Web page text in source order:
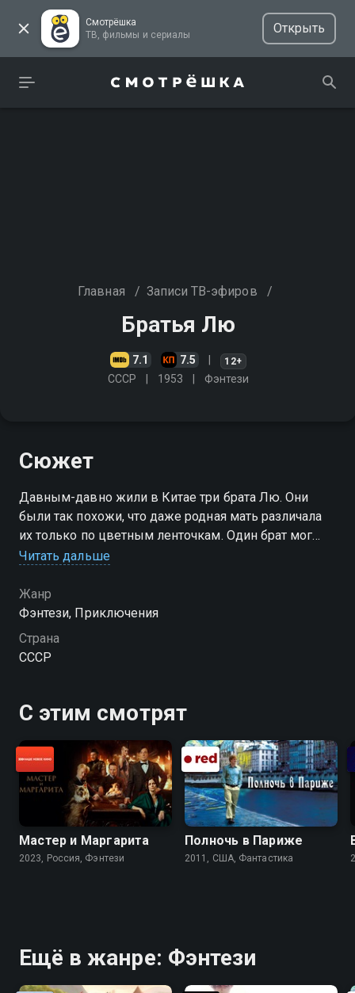
Смотрёшка
ТВ, фильмы и сериалы
Открыть
Главная / Записи ТВ-эфиров /
Братья Лю
7.1 7.5 12+
СССР 1953 Фэнтези
Сюжет
Давным-давно жили в Китае три брата Лю. Они
были так похожи, что даже родная мать различала
их только по цветным ленточкам. Один брат мог
повелевать огнём, второй мог выпить море и
зверей и рыб
Читать дальше
Жанр
Фэнтези, Приключения
Страна
СССР
С этим смотрят
Мастер и Маргарита
2023, Россия, Фэнтези
Полночь в Париже
2011, США, Фантастика
Ещё в жанре: Фэнтези